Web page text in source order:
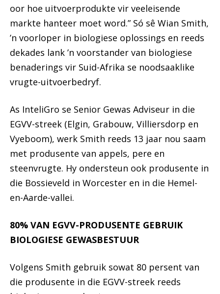
oor hoe uitvoerprodukte vir veeleisende
markte hanteer moet word.” Só sê Wian Smith,
’n voorloper in biologiese oplossings en reeds
dekades lank ’n voorstander van biologiese
benaderings vir Suid-Afrika se noodsaaklike
vrugte-uitvoerbedryf.
As InteliGro se Senior Gewas Adviseur in die
EGVV-streek (Elgin, Grabouw, Villiersdorp en
Vyeboom), werk Smith reeds 13 jaar nou saam
met produsente van appels, pere en
steenvrugte. Hy ondersteun ook produsente in
die Bossieveld in Worcester en in die Hemel-
en-Aarde-vallei.
80% VAN EGVV-PRODUSENTE GEBRUIK
BIOLOGIESE GEWASBESTUUR
Volgens Smith gebruik sowat 80 persent van
die produsente in die EGVV-streek reeds